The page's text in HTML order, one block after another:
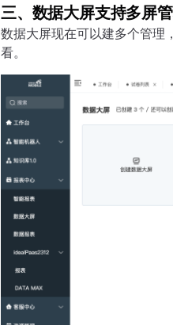
三、数据大屏支持多屏
数据大屏现在可以建多个管理
看。